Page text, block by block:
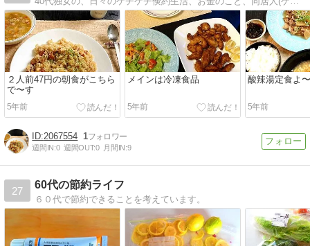
２人前47円の朝食がこちら
で〜す
5年前
メインは冷凍食品
5年前
酸辣湯定食よ〜
5年前
2067554 1
週間IN:0 週間OUT:0 月間IN:9
27
60代の節約ライフ
６０代で節約できることを考えています。